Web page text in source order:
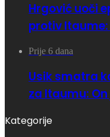
Hrgović uoči
protiv
Prije 6 dana
Usik smatra
za Itaumu:
Kategorije